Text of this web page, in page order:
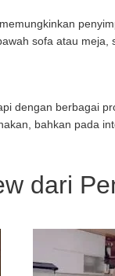
sofa atau meja,
dengan berbagai
bahkan pada
dari